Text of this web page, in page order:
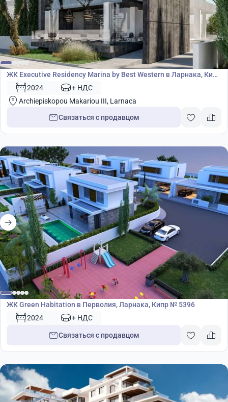
Жилой комплекс
ЖК Executive Residency Marina by Best Western в Ларнака, Кипр
№ 56002024
+ НДС
Archiepiskopou Makariou III, Larnaca
Связаться с продавцом
Жилой комплекс
ЖК Green Habitation в Перволия, Ларнака, Кипр № 5396
2024
+ НДС
Связаться с продавцом